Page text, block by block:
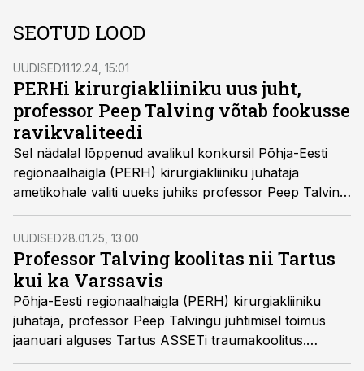
SEOTUD LOOD
UUDISED11.12.24, 15:01
PERHi kirurgiakliiniku uus juht,
professor Peep Talving võtab fookusse
ravikvaliteedi
Sel nädalal lõppenud avalikul konkursil Põhja-Eesti
regionaalhaigla (PERH) kirurgiakliiniku juhataja
ametikohale valiti uueks juhiks professor Peep Talving,
kes võtab kliiniku arengus fookusesse järelkasvu,
ravikvaliteedi ja teadustöö.
UUDISED28.01.25, 13:00
Professor Talving koolitas nii Tartus
kui ka Varssavis
Põhja-Eesti regionaalhaigla (PERH) kirurgiakliiniku
juhataja, professor Peep Talvingu juhtimisel toimus
jaanuari alguses Tartus ASSETi traumakoolitus.
Seejärel suundus professor Varssavisse koos USA